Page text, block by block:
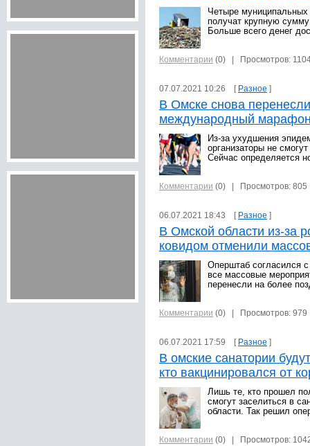
Четыре
получат крупную
Больше всего денег
Комментарии (0) | Просмотров:
07.07.2021 10:26 [ Разное ]
В Омске снова
международный
Из-за ухудшения
организаторы не
Сейчас определяется
Комментарии (0) | Просмотров: 805
06.07.2021 18:43 [ Разное ]
В Омской области из-за
ковидом отменили
Оперштаб согласился
все массовые
перенесли на более
Комментарии (0) | Просмотров: 979
06.07.2021 17:59 [ Разное ]
В омские санатории
кто вакцинировался от
Лишь те, кто прошел
смогут заселиться в
области. Так решил
Комментарии (0) | Просмотров: